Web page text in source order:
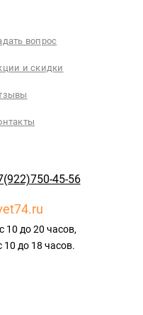
вопрос
и скидки
45-56
10 до 20 часов,
10 до 18 часов.